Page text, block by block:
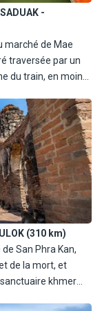
-
marché de Mae
traversée par un
du train, en moins
pour le
cours de route
à bord de
Immersion
de l'ancienne
avec ses
Mongkon et Wat
en rénovation,
des travaux sont
(310 km)
San Phra Kan,
de la mort, et
khmer